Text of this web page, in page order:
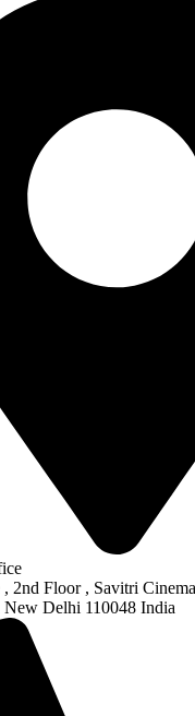
, 2nd Floor , Savitri
New Delhi 110048 India